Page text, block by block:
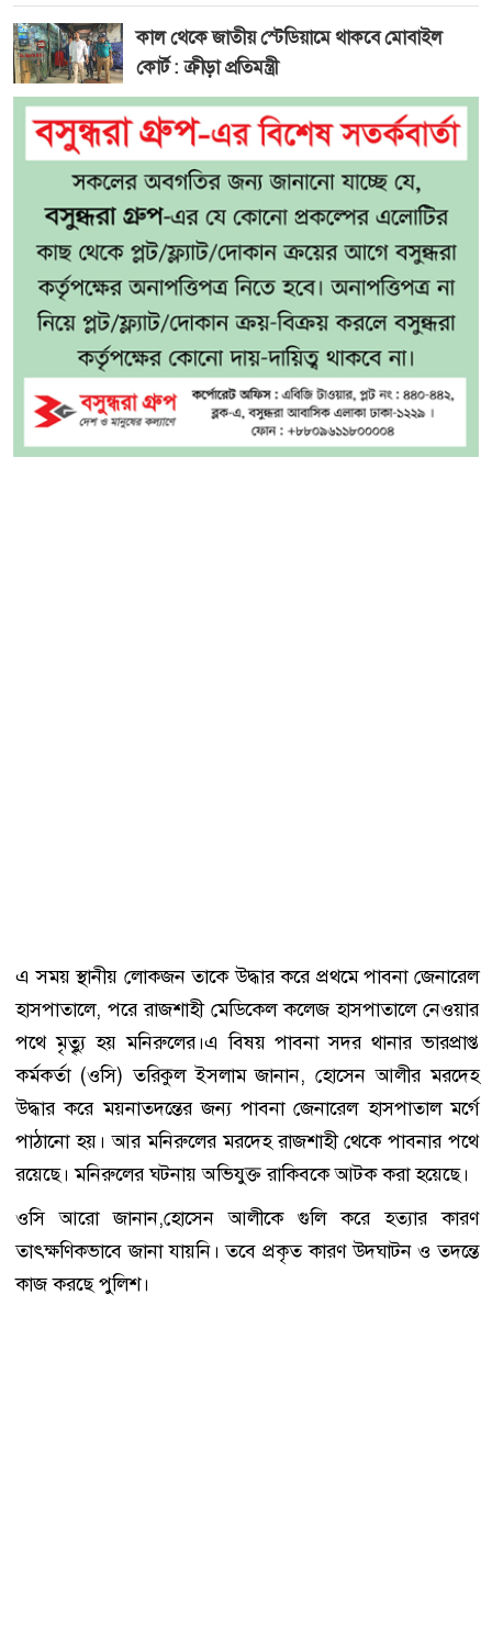
কাল থেকে জাতীয় স্টেডিয়ামে থাকবে মোবাইল
কোর্ট : ক্রীড়া প্রতিমন্ত্রী
এ সময় স্থানীয় লোকজন তাকে উদ্ধার করে প্রথমে পাবনা জেনারেল
হাসপাতালে, পরে রাজশাহী মেডিকেল কলেজ হাসপাতালে নেওয়ার
পথে মৃত্যুৃ হয় মনিরুলের।এ বিষয় পাবনা সদর থানার ভারপ্রাপ্ত
কর্মকর্তা (ওসি) তরিকুল ইসলাম জানান, হোসেন আলীর মরদেহ
উদ্ধার করে ময়নাতদন্তের জন্য পাবনা জেনারেল হাসপাতাল মর্গে
পাঠানো হয়। আর মনিরুলের মরদেহ রাজশাহী থেকে পাবনার পথে
রয়েছে। মনিরুলের ঘটনায় অভিযুক্ত রাকিবকে আটক করা হয়েছে।
ওসি আরো জানান,হোসেন আলীকে গুলি করে হত্যার কারণ
তাৎক্ষণিকভাবে জানা যায়নি। তবে প্রকৃত কারণ উদঘাটন ও তদন্তে
কাজ করছে পুলিশ।